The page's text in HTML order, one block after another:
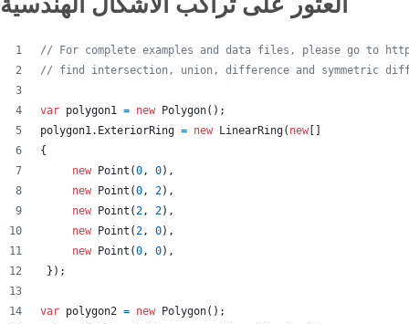
// For complete examples and data files, please go to
// find intersection, union, difference and symmetric
var polygon1 = new Polygon( ) ;
polygon1. ExteriorRing = new LinearRing( new
{
new
Point (0, 0) ,
new
Point (0, 2) ,
new
Point (2, 2) ,
new
Point (2, 0) ,
new
Point (0, 0) ,
} ) ;
var polygon2 = new Polygon( ) ;